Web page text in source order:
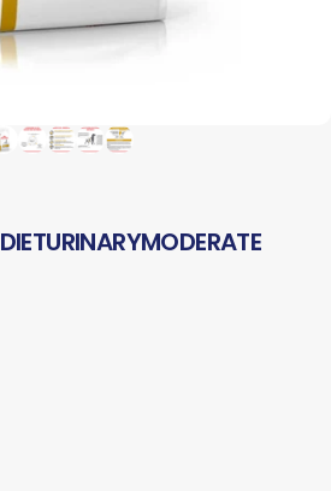
DIETURINARYMODERATE